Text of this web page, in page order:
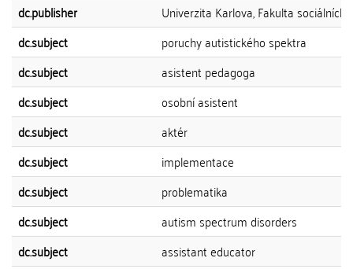
dc.publisher
Univerzita Karlova, Fakulta sociálních
dc.subject
poruchy autistického spektra
dc.subject
asistent pedagoga
dc.subject
osobní asistent
dc.subject
aktér
dc.subject
implementace
dc.subject
problematika
dc.subject
autism spectrum disorders
dc.subject
assistant educator